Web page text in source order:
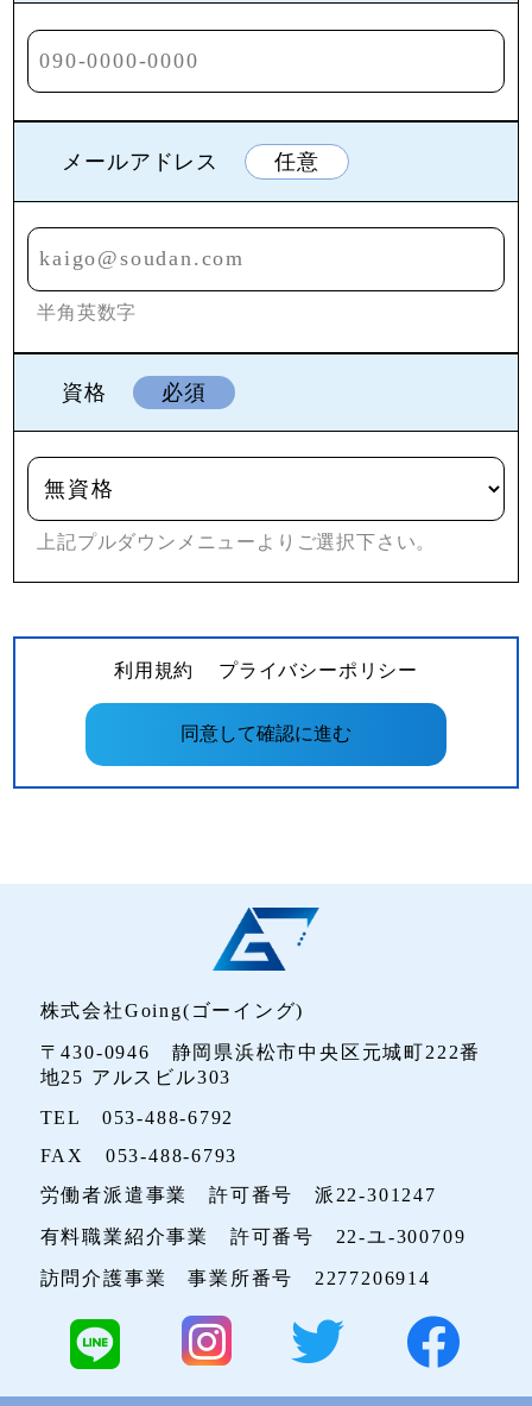
メールアドレス 任意
半角英数字
資格 必須
上記プルダウンメニューよりご選択下さい。
利用規約 プライバシーポリシー
株式会社Going(ゴーイング)
〒430-0946 静岡県浜松市中央区元城町222番
地25 アルスビル303
TEL 053-488-6792
FAX 053-488-6793
労働者派遣事業 許可番号 派22-301247
有料職業紹介事業 許可番号 22-ユ-300709
訪問介護事業 事業所番号 2277206914